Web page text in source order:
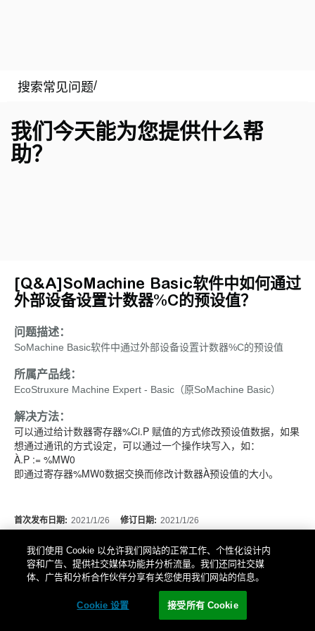
我们今天能为您提供什么帮
助？
[Q&A]SoMachine Basic软件中如何通过
外部设备设置计数器%C的预设值？
问题描述：
SoMachine Basic软件中通过外部设备设置计数器%C的预设值
所属产品线：
EcoStruxure Machine Expert - Basic（原SoMachine Basic）
解决方法：
可以通过给计数器寄存器%Ci.P 赋值的方式修改预设值数据，如果
想通过通讯的方式设定，可以通过一个操作块写入，如：
À.P := %MW0
即通过寄存器%MW0数据交换而修改计数器À预设值的大小。
首次发布日期: 2021/1/26 修订日期: 2021/1/26
我们使用 Cookie 以允许我们网站的正常工作、个性化设计内
容和广告、提供社交媒体功能并分析流量。我们还同社交媒
体、广告和分析合作伙伴分享有关您使用我们网站的信息。
Cookie 设置 接受所有 Cookie